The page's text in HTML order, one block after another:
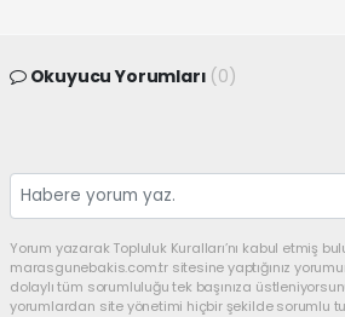
Okuyucu Yorumları (0)
Yorum yazarak Topluluk Kuralları’nı kabul etmiş
marasgunebakis.com.tr sitesine yaptığınız
dolaylı tüm sorumluluğu tek başınıza
yorumlardan site yönetimi hiçbir şekilde sorumlu